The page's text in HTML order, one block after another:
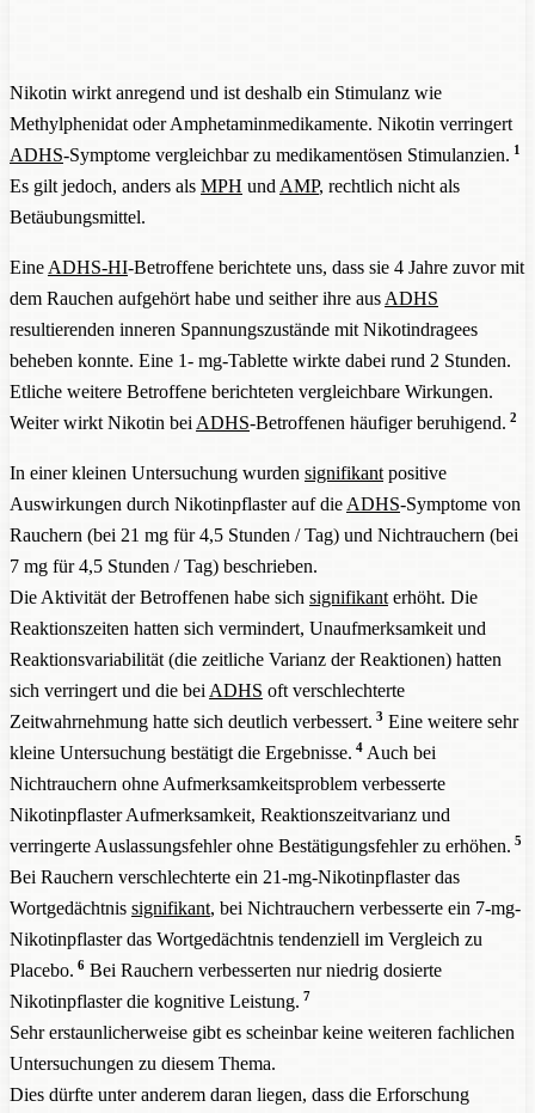
Nikotin wirkt anregend und ist deshalb ein Stimulanz wie
Methylphenidat oder Amphetaminmedikamente. Nikotin verringert
ADHS-Symptome vergleichbar zu medikamentösen Stimulanzien. 1
Es gilt jedoch, anders als MPH und AMP, rechtlich nicht als
Betäubungsmittel.
Eine ADHS-HI-Betroffene berichtete uns, dass sie 4 Jahre zuvor mit
dem Rauchen aufgehört habe und seither ihre aus ADHS
resultierenden inneren Spannungszustände mit Nikotindragees
beheben konnte. Eine 1- mg-Tablette wirkte dabei rund 2 Stunden.
Etliche weitere Betroffene berichteten vergleichbare Wirkungen.
Weiter wirkt Nikotin bei ADHS-Betroffenen häufiger beruhigend. 2
In einer kleinen Untersuchung wurden signifikant positive
Auswirkungen durch Nikotinpflaster auf die ADHS-Symptome von
Rauchern (bei 21 mg für 4,5 Stunden / Tag) und Nichtrauchern (bei
7 mg für 4,5 Stunden / Tag) beschrieben.
Die Aktivität der Betroffenen habe sich signifikant erhöht. Die
Reaktionszeiten hatten sich vermindert, Unaufmerksamkeit und
Reaktionsvariabilität (die zeitliche Varianz der Reaktionen) hatten
sich verringert und die bei ADHS oft verschlechterte
Zeitwahrnehmung hatte sich deutlich verbessert. 3 Eine weitere sehr
kleine Untersuchung bestätigt die Ergebnisse. 4Auch bei
Nichtrauchern ohne Aufmerksamkeitsproblem verbesserte
Nikotinpflaster Aufmerksamkeit, Reaktionszeitvarianz und
verringerte Auslassungsfehler ohne Bestätigungsfehler zu erhöhen. 5
Bei Rauchern verschlechterte ein 21-mg-Nikotinpflaster das
Wortgedächtnis signifikant, bei Nichtrauchern verbesserte ein 7-mg-
Nikotinpflaster das Wortgedächtnis tendenziell im Vergleich zu
Placebo. 6Bei Rauchern verbesserten nur niedrig dosierte
Nikotinpflaster die kognitive Leistung. 7
Sehr erstaunlicherweise gibt es scheinbar keine weiteren fachlichen
Untersuchungen zu diesem Thema.
Dies dürfte unter anderem daran liegen, dass die Erforschung